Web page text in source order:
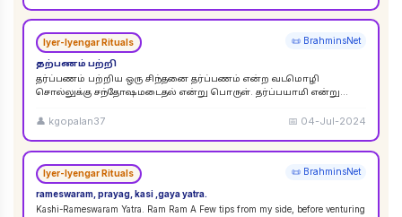
Iyer-Iyengar Rituals 📜 BrahminsNet
தற்பணம் பற்றி
தர்ப்பணம் பற்றிய ஒரு சிந்தனை தர்ப்பணம் என்ற வடமொழி
சொல்லுக்கு சந்தோஷமடைதல் என்று பொருள். தர்ப்பயாமி என்று
கொள்ளலாம்...
👤 kgopalan37 📅 04-Jul-2024
Iyer-Iyengar Rituals 📜 BrahminsNet
rameswaram, prayag, kasi ,gaya yatra.
Kashi-Rameswaram Yatra. Ram Ram A Few tips from my side, before venturing